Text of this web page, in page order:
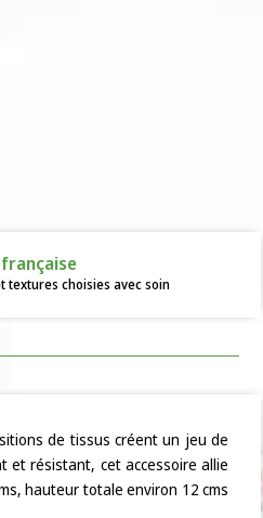
textures choisies avec soin
de tissus créent un jeu de
et résistant, cet accessoire allie
hauteur totale environ 12 cms